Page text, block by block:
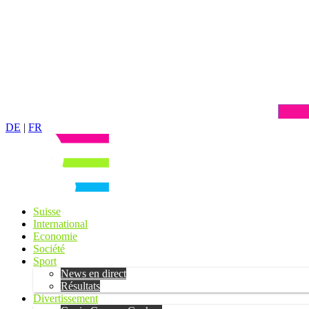
DE | FR
Suisse
International
Economie
Société
Sport
News en direct
Résultats
Divertissement